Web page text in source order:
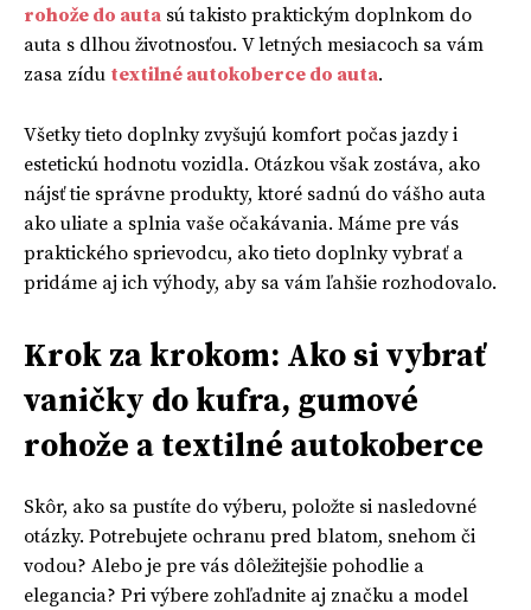
rohože do auta sú takisto praktickým doplnkom do
auta s dlhou životnosťou. V letných mesiacoch sa vám
zasa zídu textilné autokoberce do auta.
Všetky tieto doplnky zvyšujú komfort počas jazdy i
estetickú hodnotu vozidla. Otázkou však zostáva, ako
nájsť tie správne produkty, ktoré sadnú do vášho auta
ako uliate a splnia vaše očakávania. Máme pre vás
praktického sprievodcu, ako tieto doplnky vybrať a
pridáme aj ich výhody, aby sa vám ľahšie rozhodovalo.
Krok za krokom: Ako si vybrať
vaničky do kufra, gumové
rohože a textilné autokoberce
Skôr, ako sa pustíte do výberu, položte si nasledovné
otázky. Potrebujete ochranu pred blatom, snehom či
vodou? Alebo je pre vás dôležitejšie pohodlie a
elegancia? Pri výbere zohľadnite aj značku a model